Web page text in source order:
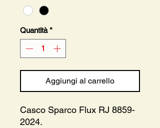
Quantità *
Aggiungi al carrello
Casco Sparco Flux RJ 8859-
2024.